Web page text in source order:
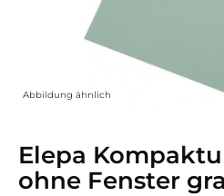
Abbildung ähnlich
Elepa
ohne Fenster